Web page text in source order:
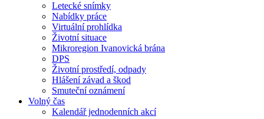
Letecké snímky
Nabídky práce
Virtuální prohlídka
Životní situace
Mikroregion Ivanovická brána
DPS
Životní prostředí, odpady
Hlášení závad a škod
Smuteční oznámení
Volný čas
Kalendář jednodenních akcí